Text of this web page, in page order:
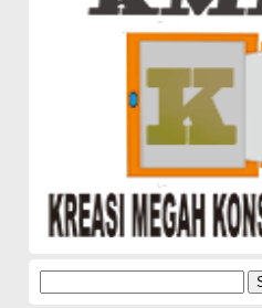
for: